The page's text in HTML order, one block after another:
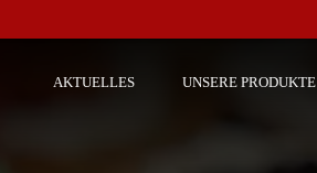
AKTUELLES UNSERE PRODUKTE